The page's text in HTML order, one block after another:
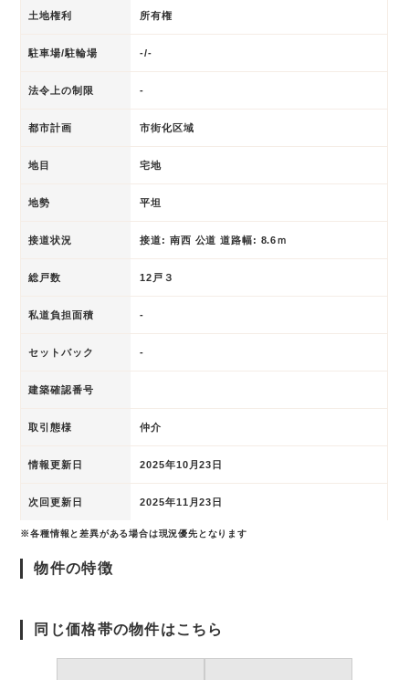
土地権利 所有権
駐車場/駐輪場 -/-
法令上の制限 -
都市計画 市街化区域
地目 宅地
地勢 平坦
接道状況 接道: 南西 公道 道路幅: 8.6ｍ
総戸数 12戸３
私道負担面積 -
セットバック -
建築確認番号
取引態様 仲介
情報更新日 2025年10月23日
次回更新日 2025年11月23日
※各種情報と差異がある場合は現況優先となります
物件の特徴
同じ価格帯の物件はこちら